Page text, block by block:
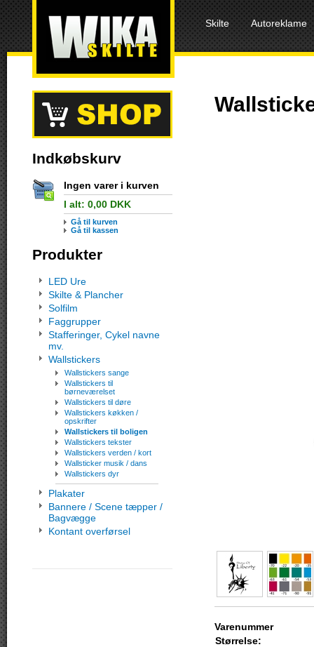
Skilte Autoreklame
Indkøbskurv
Ingen varer i kurven
I alt: 0,00 DKK
Gå til kurven
Gå til kassen
Produkter
LED Ure
Skilte & Plancher
Solfilm
Faggrupper
Stafferinger, Cykel navne
mv.
Wallstickers
Wallstickers sange
Wallstickers til
børneværelset
Wallstickers til døre
Wallstickers køkken /
opskrifter
Wallstickers til boligen
Wallstickers tekster
Wallstickers verden / kort
Wallsticker musik / dans
Wallstickers dyr
Plakater
Bannere / Scene tæpper /
Bagvægge
Kontant overførsel
Varenummer
Størrelse: